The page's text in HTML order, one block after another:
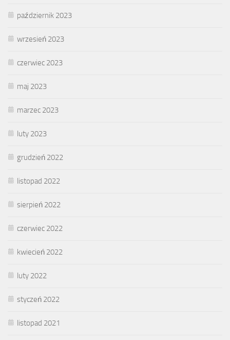
październik 2023
wrzesień 2023
czerwiec 2023
maj 2023
marzec 2023
luty 2023
grudzień 2022
listopad 2022
sierpień 2022
czerwiec 2022
kwiecień 2022
luty 2022
styczeń 2022
listopad 2021